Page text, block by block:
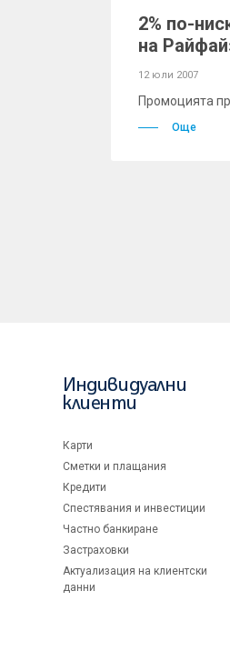
2% по-
на
12 юли 2007
Промоцията
Още
Индивидуални
клиенти
Карти
Сметки и плащания
Кредити
Спестявания и инвестиции
Частно банкиране
Застраховки
Актуализация на клиентски
данни